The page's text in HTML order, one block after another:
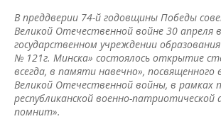
В преддверии 74-й годовщины Победы
Великой Отечественной войне 30 апреля в
государственном учреждении
№ 121г. Минска» состоялось открытие
всегда, в памяти навечно»,
Великой Отечественной войны, в рамках
республиканской военно-патриотической
помнит».